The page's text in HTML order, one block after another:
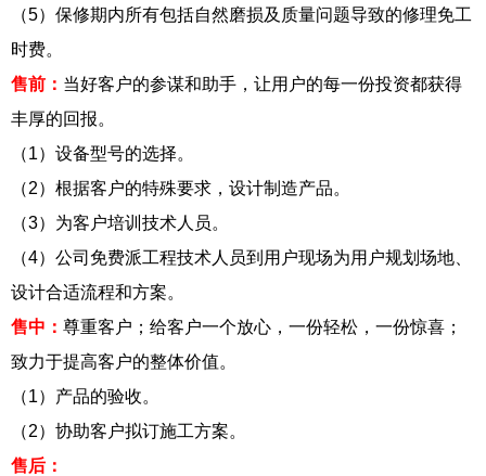
（5）保修期内所有包括自然磨损及质量问题导致的修理免工
时费。
售前： 当好客户的参谋和助手，让用户的每一份投资都获得
丰厚的回报。
（1）设备型号的选择。
（2）根据客户的特殊要求，设计制造产品。
（3）为客户培训技术人员。
（4）公司免费派工程技术人员到用户现场为用户规划场地、
设计合适流程和方案。
售中： 尊重客户；给客户一个放心，一份轻松，一份惊喜；
致力于提高客户的整体价值。
（1）产品的验收。
（2）协助客户拟订施工方案。
售后：